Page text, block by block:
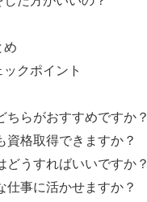
め
クポイント
ちらがおすすめですか？
資格取得できますか？
どうすればいいですか？
仕事に活かせますか？